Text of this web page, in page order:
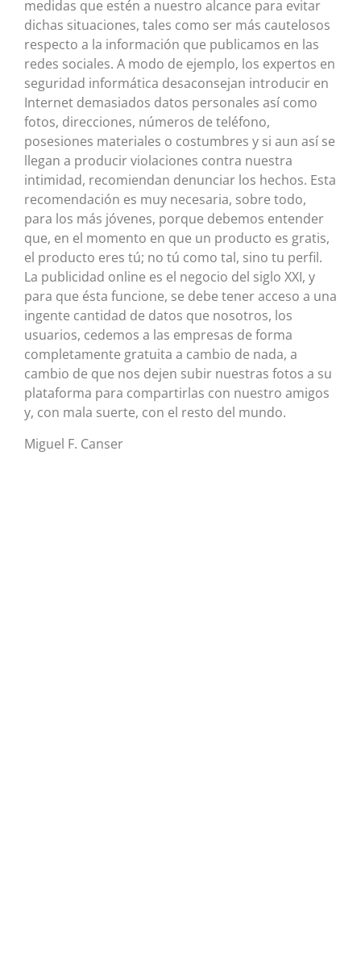
medidas que estén a nuestro alcance para evitar
dichas situaciones, tales como ser más cautelosos
respecto a la información que publicamos en las
redes sociales. A modo de ejemplo, los expertos en
seguridad informática desaconsejan introducir en
Internet demasiados datos personales así como
fotos, direcciones, números de teléfono,
posesiones materiales o costumbres y si aun así se
llegan a producir violaciones contra nuestra
intimidad, recomiendan denunciar los hechos. Esta
recomendación es muy necesaria, sobre todo,
para los más jóvenes, porque debemos entender
que, en el momento en que un producto es gratis,
el producto eres tú; no tú como tal, sino tu perfil.
La publicidad online es el negocio del siglo XXI, y
para que ésta funcione, se debe tener acceso a una
ingente cantidad de datos que nosotros, los
usuarios, cedemos a las empresas de forma
completamente gratuita a cambio de nada, a
cambio de que nos dejen subir nuestras fotos a su
plataforma para compartirlas con nuestro amigos
y, con mala suerte, con el resto del mundo.
Miguel F. Canser